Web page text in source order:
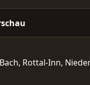
Rottal-Inn,